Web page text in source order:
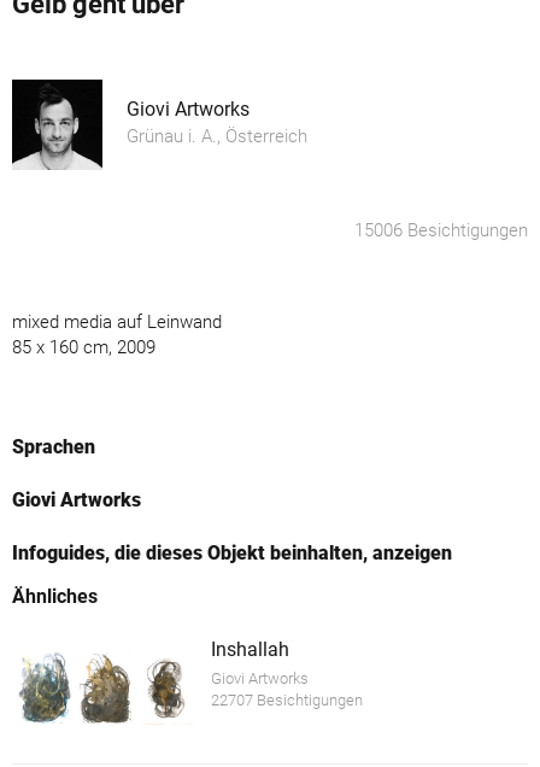
Giovi Artworks
Grünau i. A., Österreich
15006 Besichtigungen
mixed media auf Leinwand
85 x 160 cm, 2009
Sprachen
Giovi Artworks
Infoguides, die dieses Objekt beinhalten, anzeigen
Ähnliches
Inshallah
Giovi Artworks
22707 Besichtigungen